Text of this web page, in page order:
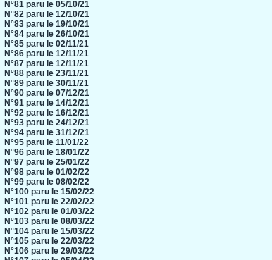
N°81 paru le 05/10/21
N°82 paru le 12/10/21
N°83 paru le 19/10/21
N°84 paru le 26/10/21
N°85 paru le 02/11/21
N°86 paru le 12/11/21
N°87 paru le 12/11/21
N°88 paru le 23/11/21
N°89 paru le 30/11/21
N°90 paru le 07/12/21
N°91 paru le 14/12/21
N°92 paru le 16/12/21
N°93 paru le 24/12/21
N°94 paru le 31/12/21
N°95 paru le 11/01/22
N°96 paru le 18/01/22
N°97 paru le 25/01/22
N°98 paru le 01/02/22
N°99 paru le 08/02/22
N°100 paru le 15/02/22
N°101 paru le 22/02/22
N°102 paru le 01/03/22
N°103 paru le 08/03/22
N°104 paru le 15/03/22
N°105 paru le 22/03/22
N°106 paru le 29/03/22